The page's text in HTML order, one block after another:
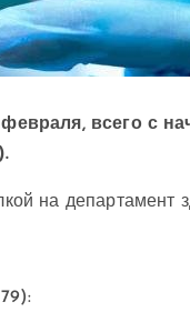
всего с
на департамент